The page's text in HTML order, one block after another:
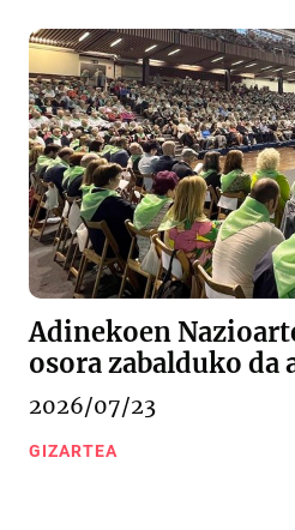
Adinekoen
osora zabalduko da
2026/07/23
GIZARTEA